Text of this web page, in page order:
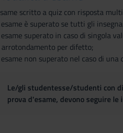
scritto a quiz con risposta
è superato se tutti gli
superato in caso di singola
arrotondamento per difetto;
non superato nel caso di
Le/gli studentesse/studenti con
prova d'esame, devono seguire